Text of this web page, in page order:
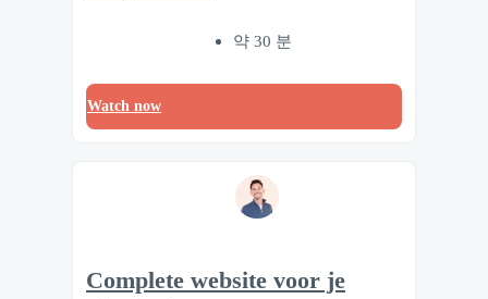
약 30 분
Watch now
Complete website voor je